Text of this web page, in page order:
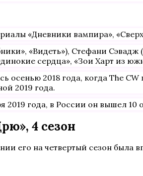
«Дневники вампира»,
«Видеть»), Стефани
сердца», «Зои Харт из
осенью 2018 года, когда The
2019 года.
2019 года, в России он вышел 10
4 сезон
его на четвертый сезон была